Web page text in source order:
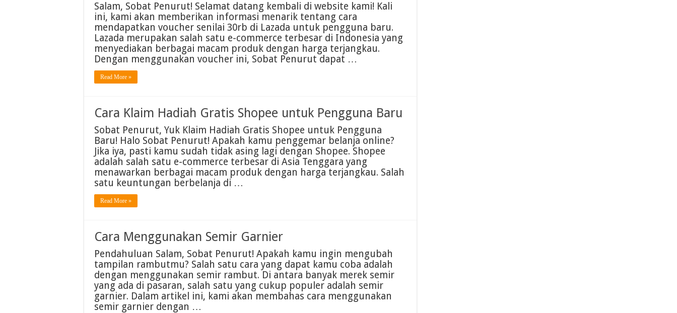
Salam, Sobat Penurut! Selamat datang kembali di website kami! Kali
ini, kami akan memberikan informasi menarik tentang cara
mendapatkan voucher senilai 30rb di Lazada untuk pengguna baru.
Lazada merupakan salah satu e-commerce terbesar di Indonesia yang
menyediakan berbagai macam produk dengan harga terjangkau.
Dengan menggunakan voucher ini, Sobat Penurut dapat …
Read More »
Cara Klaim Hadiah Gratis Shopee untuk Pengguna Baru
Sobat Penurut, Yuk Klaim Hadiah Gratis Shopee untuk Pengguna
Baru! Halo Sobat Penurut! Apakah kamu penggemar belanja online?
Jika iya, pasti kamu sudah tidak asing lagi dengan Shopee. Shopee
adalah salah satu e-commerce terbesar di Asia Tenggara yang
menawarkan berbagai macam produk dengan harga terjangkau. Salah
satu keuntungan berbelanja di …
Read More »
Cara Menggunakan Semir Garnier
Pendahuluan Salam, Sobat Penurut! Apakah kamu ingin mengubah
tampilan rambutmu? Salah satu cara yang dapat kamu coba adalah
dengan menggunakan semir rambut. Di antara banyak merek semir
yang ada di pasaran, salah satu yang cukup populer adalah semir
garnier. Dalam artikel ini, kami akan membahas cara menggunakan
semir garnier dengan …